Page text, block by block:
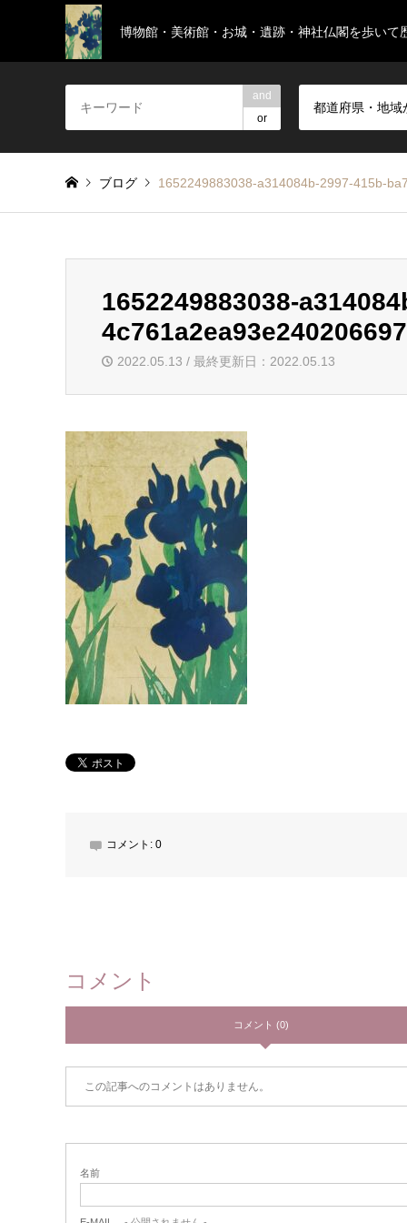
博物館・美術館・お城・遺跡・神社仏閣を歩いて
and
or
都道府県・地域
ブログ 1652249883038-a314084b-2997-415b-
1652249883038-
2022.05.13 / 最終更新日：2022.05.13
コメント: 0
コメント
コメント (0)
この記事へのコメントはありません。
名前